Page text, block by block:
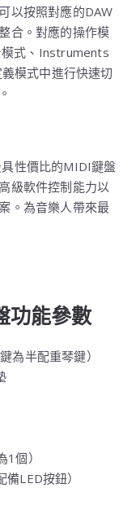
以按照對應的DAW
合。對應的操作模
式、Instruments
模式中進行快速切
性價比的MIDI鍵盤
級軟件控制能力以
。為音樂人帶來最
功能參數
鍵為半配重琴鍵）
1個）
備LED按鈕）